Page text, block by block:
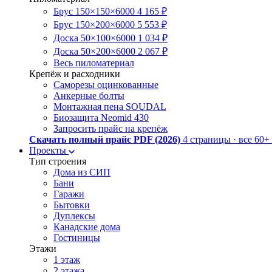
Брус 150×150×6000 4 165 ₽
Брус 150×200×6000 5 553 ₽
Доска 50×100×6000 1 034 ₽
Доска 50×200×6000 2 067 ₽
Весь пиломатериал
Крепёж и расходники
Саморезы оцинкованные
Анкерные болты
Монтажная пена SOUDAL
Биозащита Neomid 430
Запросить прайс на крепёж
Скачать полный прайс PDF (2026) 4 страницы · все
Проекты
Тип строения
Дома из СИП
Бани
Гаражи
Бытовки
Дуплексы
Канадские дома
Гостиницы
Этажи
1 этаж